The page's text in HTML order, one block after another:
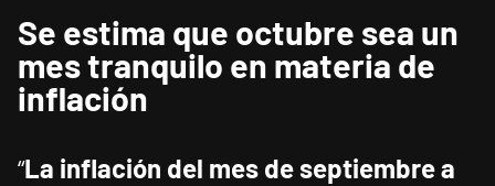
Se estima que octubre sea un
mes tranquilo en materia de
inflación
“La inflación del mes de septiembre a